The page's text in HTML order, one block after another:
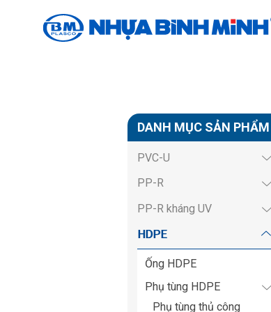
Trang chủ Sản phẩm
DANH MỤC SẢN PHẨM
PVC-U
PP-R
PP-R kháng UV
HDPE
Ống HDPE
Phụ tùng HDPE
Phụ tùng thủ công